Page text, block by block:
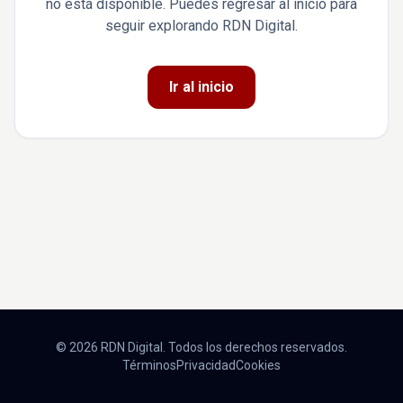
no está disponible. Puedes regresar al inicio para
seguir explorando RDN Digital.
Ir al inicio
© 2026 RDN Digital. Todos los derechos reservados.
TérminosPrivacidadCookies